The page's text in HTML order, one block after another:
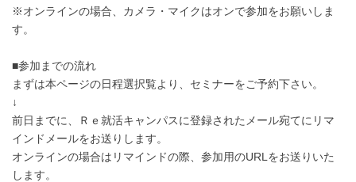
※オンラインの場合、カメラ・マイクはオンで参加をお願いしま
す。
■参加までの流れ
まずは本ページの日程選択覧より、セミナーをご予約下さい。
↓
前日までに、Ｒｅ就活キャンパスに登録されたメール宛てにリマ
インドメールをお送りします。
オンラインの場合はリマインドの際、参加用のURLをお送りいた
します。